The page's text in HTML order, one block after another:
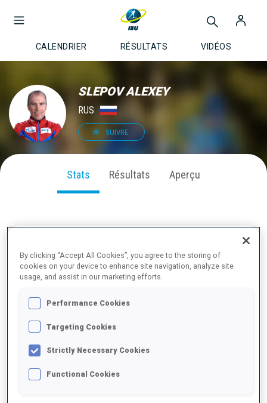
CALENDRIER RÉSULTATS VIDÉOS
SLEPOV ALEXEY
RUS
SUIVRE
Stats Résultats Aperçu
2025/2026
MOYENNE DE PERFORMANCE
By clicking “Accept All Cookies”, you agree to the storing of
cookies on your device to enhance site navigation, analyze site
usage, and assist in our marketing efforts.
Performance Cookies
Targeting Cookies
Strictly Necessary Cookies
Functional Cookies